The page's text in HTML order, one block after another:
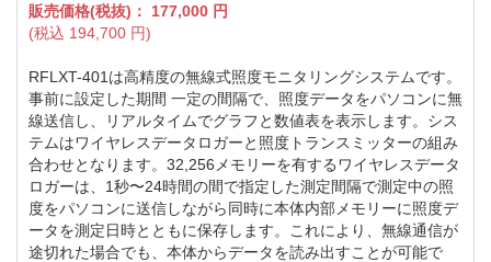
販売価格(税抜)： 177,000 円
(税込 194,700 円)
RFLXT-401は高精度の無線式照度モニタリングシステムです。
事前に設定した期間 一定の間隔で、照度データをパソコンに無
線送信し、リアルタイムでグラフと数値表を表示します。シス
テムはワイヤレスデータロガーと照度トランスミッターの組み
合わせとなります。32,256メモリーを有するワイヤレスデータ
ロガーは、1秒〜24時間の間で指定した測定間隔で測定中の照
度をパソコンに送信しながら同時に本体内部メモリーに照度デ
ータを測定日時とともに保存します。これにより、無線通信が
途切れた場合でも、本体からデータを読み出すことが可能で